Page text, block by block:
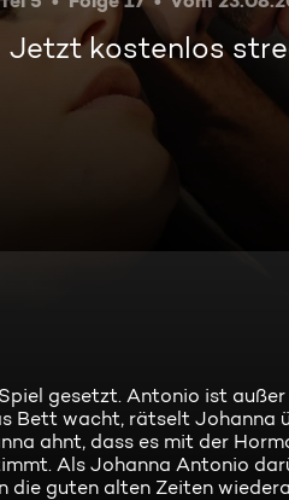
Jetzt kostenlos
gesetzt. Antonio ist
Bett wacht, rätselt Johanna
ahnt, dass es mit der
Als Johanna Antonio
guten alten Zeiten